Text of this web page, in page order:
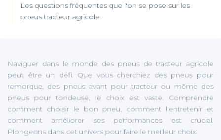
Les questions fréquentes que l'on se pose sur les
pneus tracteur agricole
Naviguer dans le monde des pneus de tracteur agricole
peut être un défi. Que vous cherchiez des pneus pour
remorque, des pneus avant pour tracteur ou même des
pneus pour tondeuse, le choix est vaste. Comprendre
comment choisir le bon pneu, comment l'entretenir et
comment améliorer ses performances est crucial.
Plongeons dans cet univers pour faire le meilleur choix.